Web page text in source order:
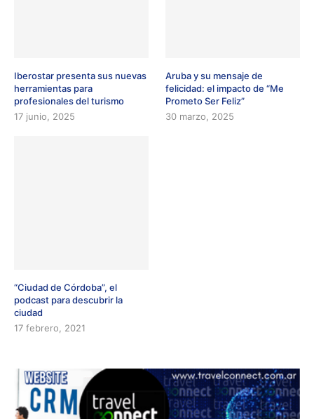
Iberostar presenta sus nuevas
herramientas para
profesionales del turismo
17 junio, 2025
Aruba y su mensaje de
felicidad: el impacto de “Me
Prometo Ser Feliz”
30 marzo, 2025
“Ciudad de Córdoba”, el
podcast para descubrir la
ciudad
17 febrero, 2021